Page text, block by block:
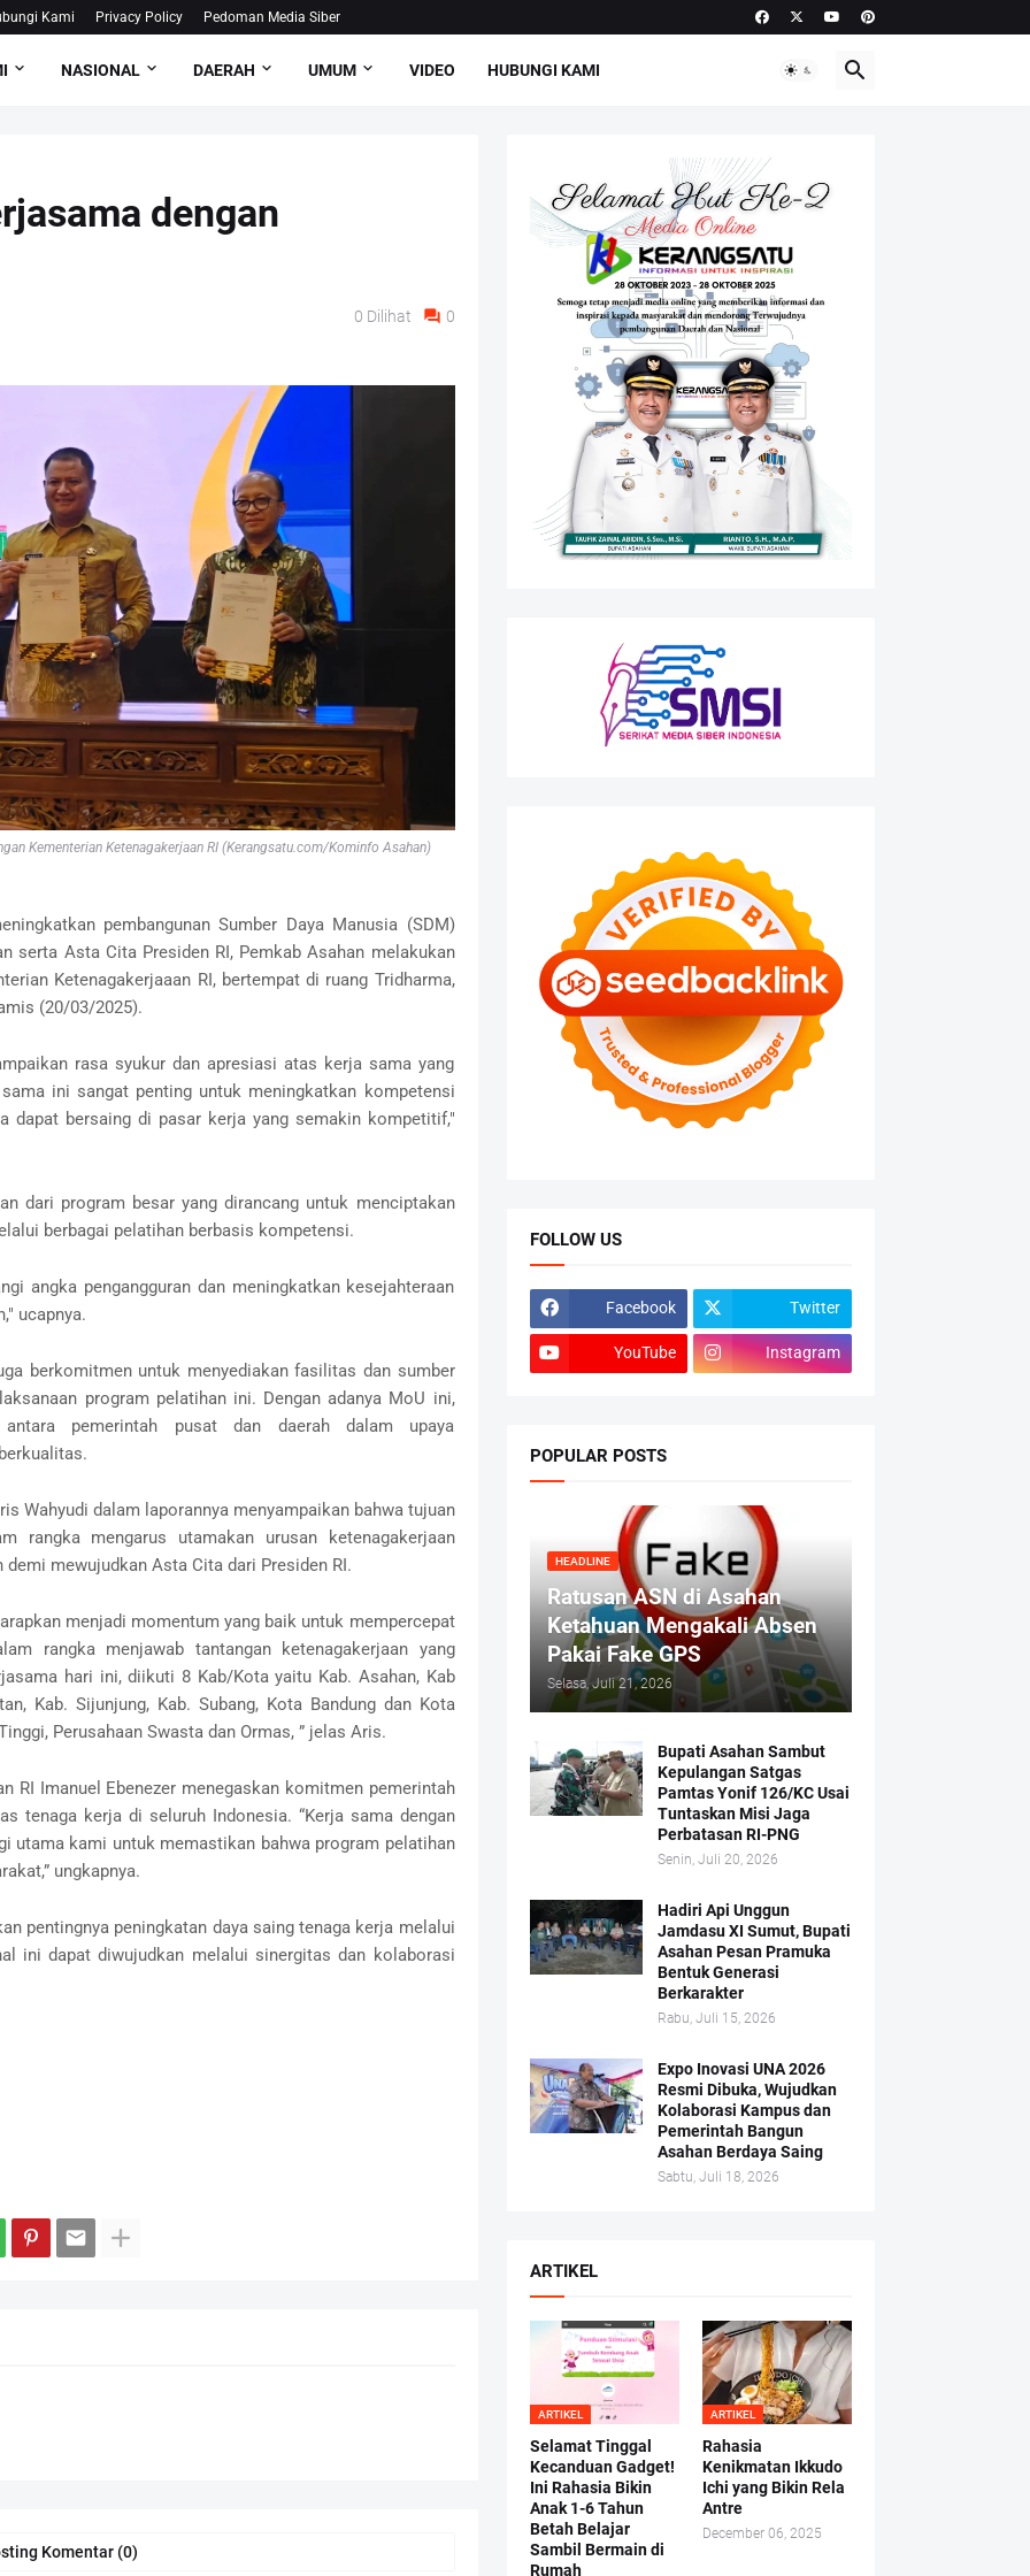
Kami Privacy Policy Pedoman Media Siber
NASIONAL DAERAH UMUM VIDEO HUBUNGI KAMI
dengan
0 Dilihat 0
Kementerian Ketenagakerjaan RI (Kerangsatu.com/Kominfo Asahan)
pembangunan Sumber Daya Manusia (SDM)
serta Asta Cita Presiden RI, Pemkab Asahan melakukan
Ketenagakerjaaan RI, bertempat di ruang Tridharma,
(20/03/2025).
rasa syukur dan apresiasi atas kerja sama yang
ini sangat penting untuk meningkatkan kompetensi
dapat bersaing di pasar kerja yang semakin kompetitif,"
dari program besar yang dirancang untuk menciptakan
berbagai pelatihan berbasis kompetensi.
angka pengangguran dan meningkatkan kesejahteraan
ucapnya.
berkomitmen untuk menyediakan fasilitas dan sumber
program pelatihan ini. Dengan adanya MoU ini,
pemerintah pusat dan daerah dalam upaya
Wahyudi dalam laporannya menyampaikan bahwa tujuan
rangka mengarus utamakan urusan ketenagakerjaan
mewujudkan Asta Cita dari Presiden RI.
menjadi momentum yang baik untuk mempercepat
rangka menjawab tantangan ketenagakerjaan yang
hari ini, diikuti 8 Kab/Kota yaitu Kab. Asahan, Kab
Kab. Sijunjung, Kab. Subang, Kota Bandung dan Kota
Perusahaan Swasta dan Ormas, ” jelas Aris.
RI Imanuel Ebenezer menegaskan komitmen pemerintah
tenaga kerja di seluruh Indonesia. “Kerja sama dengan
utama kami untuk memastikan bahwa program pelatihan
ungkapnya.
pentingnya peningkatan daya saing tenaga kerja melalui
ini dapat diwujudkan melalui sinergitas dan kolaborasi
Komentar (0)
FOLLOW US
Facebook Twitter
YouTube Instagram
POPULAR POSTS
HEADLINE
Ratusan ASN di Asahan
Ketahuan Mengakali Absen
Pakai Fake GPS
Selasa, Juli 21, 2026
Bupati Asahan Sambut
Kepulangan Satgas
Pamtas Yonif 126/KC Usai
Tuntaskan Misi Jaga
Perbatasan RI-PNG
Senin, Juli 20, 2026
Hadiri Api Unggun
Jamdasu XI Sumut, Bupati
Asahan Pesan Pramuka
Bentuk Generasi
Berkarakter
Rabu, Juli 15, 2026
Expo Inovasi UNA 2026
Resmi Dibuka, Wujudkan
Kolaborasi Kampus dan
Pemerintah Bangun
Asahan Berdaya Saing
Sabtu, Juli 18, 2026
ARTIKEL
ARTIKEL
Selamat Tinggal
Kecanduan Gadget!
Ini Rahasia Bikin
Anak 1-6 Tahun
Betah Belajar
Sambil Bermain di
Rumah
ARTIKEL
Rahasia
Kenikmatan Ikkudo
Ichi yang Bikin Rela
Antre
December 06, 2025